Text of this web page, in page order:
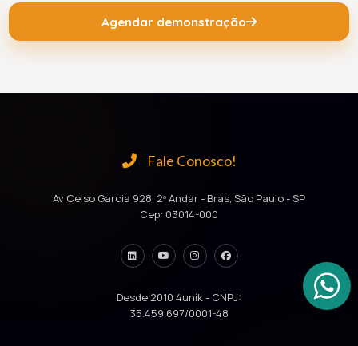
Agendar demonstração
Fale Conosco!
Av Celso Garcia 928, 2º Andar - Brás, São Paulo - SP
Cep: 03014-000
Desde 2010 4unik - CNPJ:
35.459.697/0001-48